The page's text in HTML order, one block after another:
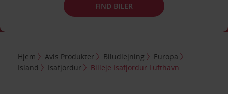
FIND BILER
Hjem Avis Produkter Biludlejning
Europa
Island
Isafjordur Billeje Isafjordur Lufthavn